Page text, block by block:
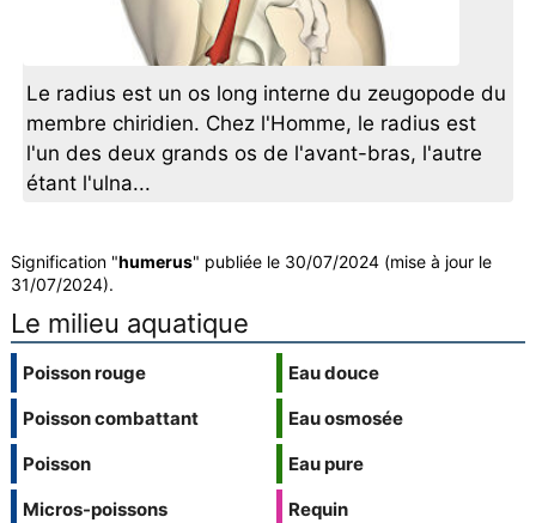
Le radius est un os long interne du zeugopode du
membre chiridien. Chez l'Homme, le radius est
l'un des deux grands os de l'avant-bras, l'autre
étant l'ulna...
Signification "humerus" publiée le 30/07/2024 (mise à jour le
31/07/2024).
Le milieu aquatique
Poisson rouge
Poisson combattant
Poisson
Micros-poissons
Eau douce
Eau osmosée
Eau pure
Requin